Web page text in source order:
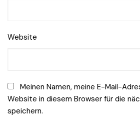
Website
Meinen Namen, meine E-Mail-
Website in diesem Browser für die
speichern.